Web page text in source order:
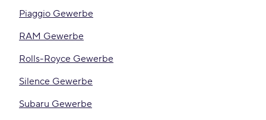
Piaggio Gewerbe
RAM Gewerbe
Rolls-Royce Gewerbe
Silence Gewerbe
Subaru Gewerbe